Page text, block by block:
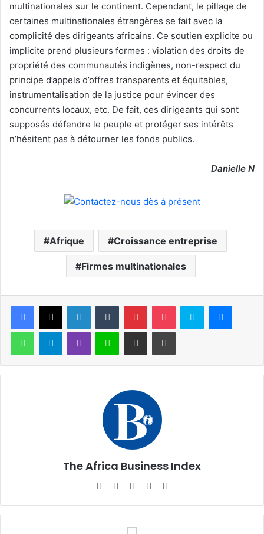
multinationales sur le continent. Cependant, le pillage de
certaines multinationales étrangères se fait avec la
complicité des dirigeants africains. Ce soutien explicite ou
implicite prend plusieurs formes : violation des droits de
propriété des communautés indigènes, non-respect du
principe d’appels d’offres transparents et équitables,
instrumentalisation de la justice pour évincer des
concurrents locaux, etc. De fait, ces dirigeants qui sont
supposés défendre le peuple et protéger ses intérêts
n’hésitent pas à détourner les fonds publics.
Danielle N
Afrique Croissance entreprise
Firmes multinationales
Facebook
X LinkedinTumblr PinterestPocket Skype
WhatsAppTelegramViber Ligne Partager par email Imprimer
The Africa Business Index
WebsiteFacebook
X Linkedin